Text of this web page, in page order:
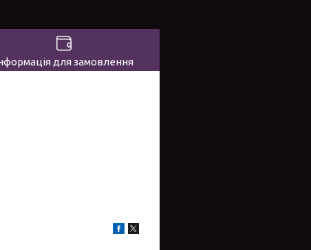
для замовлення